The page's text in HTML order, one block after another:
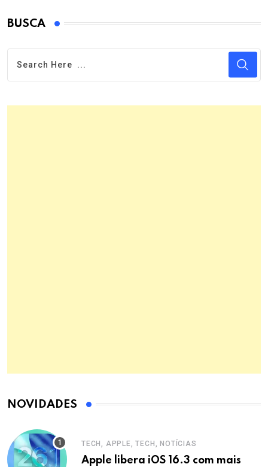
BUSCA
NOVIDADES
TECH, APPLE, TECH, NOTÍCIAS
Apple libera iOS 16.3 com mais